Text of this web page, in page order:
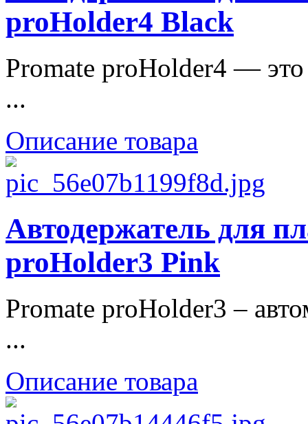
proHolder4 Black
Promate proHolder4 — это
...
Описание товара
Автодержатель для
proHolder3 Pink
Promate proHolder3 –
...
Описание товара